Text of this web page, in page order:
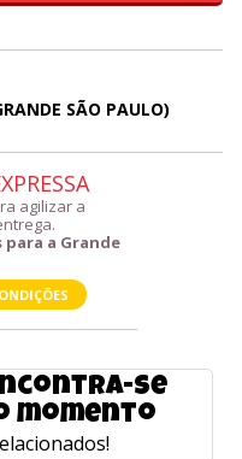
SÃO PAULO)
agilizar a
para a Grande
se
momento